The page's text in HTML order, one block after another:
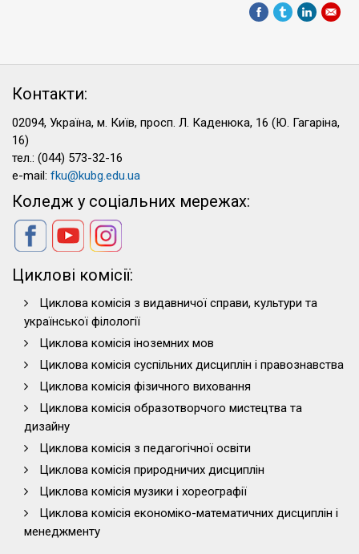
Контакти:
02094, Україна, м. Київ, просп. Л. Каденюка, 16 (Ю. Гагаріна,
16)
тел.: (044) 573-32-16
e-mail: fku@kubg.edu.ua
Коледж у соціальних мережах:
Циклові комісії:
Циклова комісія з видавничої справи, культури та
української філології
Циклова комісія іноземних мов
Циклова комісія суспільних дисциплін і правознавства
Циклова комісія фізичного виховання
Циклова комісія образотворчого мистецтва та
дизайну
Циклова комісія з педагогічної освіти
Циклова комісія природничих дисциплін
Циклова комісія музики і хореографії
Циклова комісія економіко-математичних дисциплін і
менеджменту